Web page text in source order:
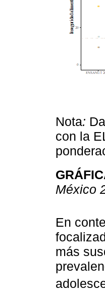
Nota:
con la
México
En
más